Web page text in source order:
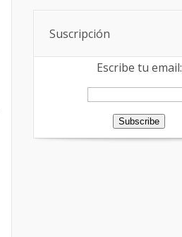
Suscripción
Escribe tu email: